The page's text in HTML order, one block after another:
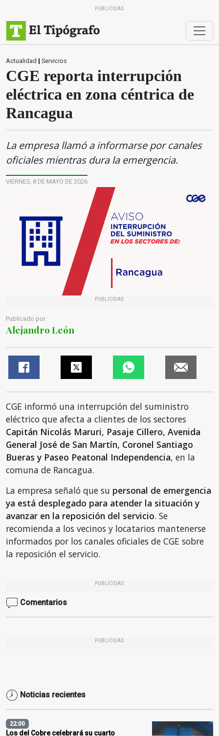
PUBLICIDAD
Actualidad | Servicios
CGE reporta interrupción
eléctrica en zona céntrica de
Rancagua
La empresa llamó a informarse por canales
oficiales mientras dura la emergencia.
VIERNES, 8 DE MAYO DE 2026
PUBLICIDAD
Publicado por
Alejandro León
CGE informó una interrupción del suministro
eléctrico que afecta a clientes de los sectores
Capitán Nicolás Maruri, Pasaje Cillero, Avenida
General José de San Martín, Coronel Santiago
Bueras y Paseo Peatonal Independencia, en la
comuna de Rancagua.
La empresa señaló que su personal de emergencia
ya está desplegado para atender la situación y
avanzar en la reposición del servicio. Se
recomienda a los vecinos y locatarios mantenerse
informados por los canales oficiales de CGE sobre
la reposición el servicio.
PUBLICIDAD
Comentarios
PUBLICIDAD
Noticias recientes
22:00
Los del Cobre celebrará su cuarto